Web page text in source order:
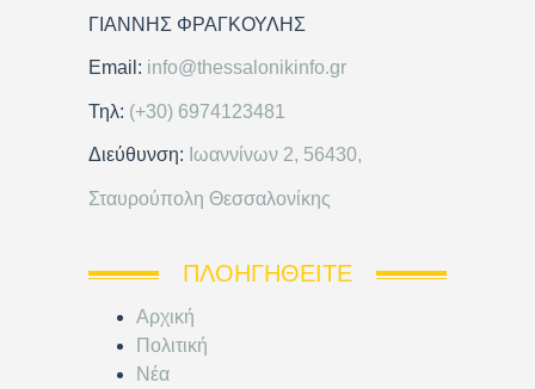
ΓΙΑΝΝΗΣ ΦΡΑΓΚΟΥΛΗΣ
Email: info@thessalonikinfo.gr
Τηλ: (+30) 6974123481
Διεύθυνση: Ιωαννίνων 2, 56430,
Σταυρούπολη Θεσσαλονίκης
ΠΛΟΗΓΗΘΕΊΤΕ
Αρχική
Πολιτική
Νέα